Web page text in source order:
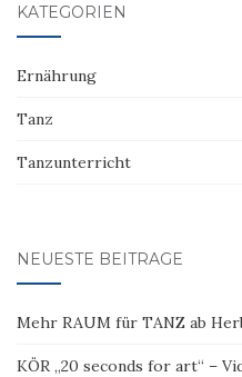
KATEGORIEN
Ernährung
Tanz
Tanzunterricht
NEUESTE BEITRÄGE
Mehr RAUM für TANZ ab
KÖR „20 seconds for art“ –